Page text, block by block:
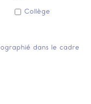
Collège
dans le cadre